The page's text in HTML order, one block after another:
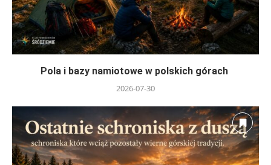
Pola i bazy namiotowe w polskich górach
2026-07-30